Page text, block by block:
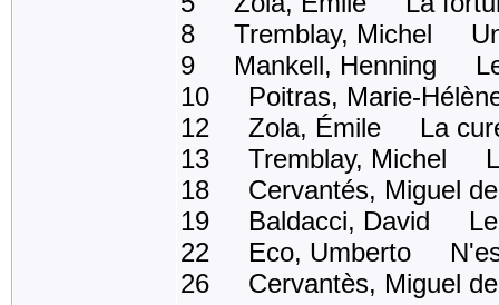
8 Tremblay, Michel Un
9 Mankell, Henning
10 Poitras, Marie-
12 Zola, Émile La
13 Tremblay, Michel La
18 Cervantés, Miguel
19 Baldacci, David Le
22 Eco, Umberto
26 Cervantès, Miguel